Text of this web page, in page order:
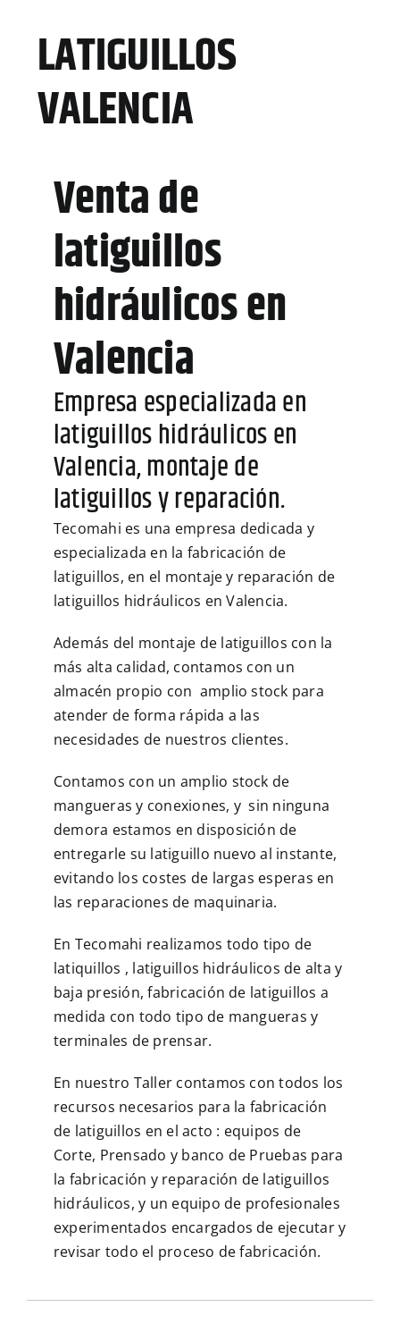
Multimedia
Contacto
LATIGUILLOS
VALENCIA
Venta de
latiguillos
hidráulicos en
Valencia
Empresa especializada en
latiguillos hidráulicos en
Valencia, montaje de
latiguillos y reparación.
Tecomahi es una empresa dedicada y
especializada en la fabricación de
latiguillos, en el montaje y reparación de
latiguillos hidráulicos en Valencia.
Además del montaje de latiguillos con la
más alta calidad, contamos con un
almacén propio con amplio stock para
atender de forma rápida a las
necesidades de nuestros clientes.
Contamos con un amplio stock de
mangueras y conexiones, y sin ninguna
demora estamos en disposición de
entregarle su latiguillo nuevo al instante,
evitando los costes de largas esperas en
las reparaciones de maquinaria.
En Tecomahi realizamos todo tipo de
latiquillos , latiguillos hidráulicos de alta y
baja presión, fabricación de latiguillos a
medida con todo tipo de mangueras y
terminales de prensar.
En nuestro Taller contamos con todos los
recursos necesarios para la fabricación
de latiguillos en el acto : equipos de
Corte, Prensado y banco de Pruebas para
la fabricación y reparación de latiguillos
hidráulicos, y un equipo de profesionales
experimentados encargados de ejecutar y
revisar todo el proceso de fabricación.